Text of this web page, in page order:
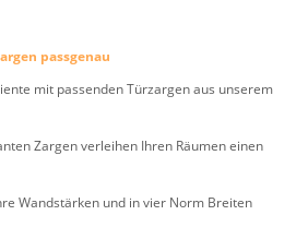
passgenau
mit passenden Türzargen aus unserem
Zargen verleihen Ihren Räumen einen
Wandstärken und in vier Norm Breiten